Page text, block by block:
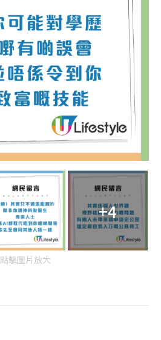
+4
點擊圖片放大